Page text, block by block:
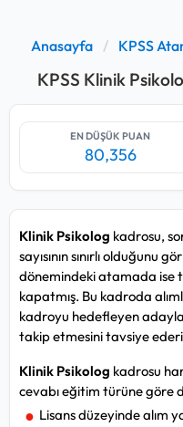
Anasayfa / KPSS
KPSS Klinik
EN DÜŞÜK PUAN
80,356
Klinik Psikolog kadrosu,
sayısının sınırlı olduğunu
dönemindeki atamada ise
kapatmış. Bu kadroda
kadroyu hedefleyen
takip etmesini tavsiye
Klinik Psikolog kadrosu
cevabı eğitim türüne göre
Lisans düzeyinde alım